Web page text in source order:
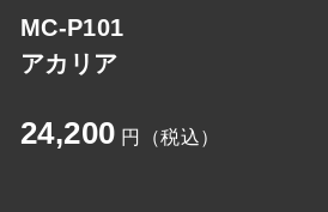
MC-P101
アカリア
24,200 円（税込）